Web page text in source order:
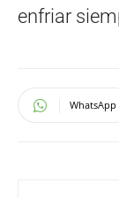
enfriar
WhatsApp